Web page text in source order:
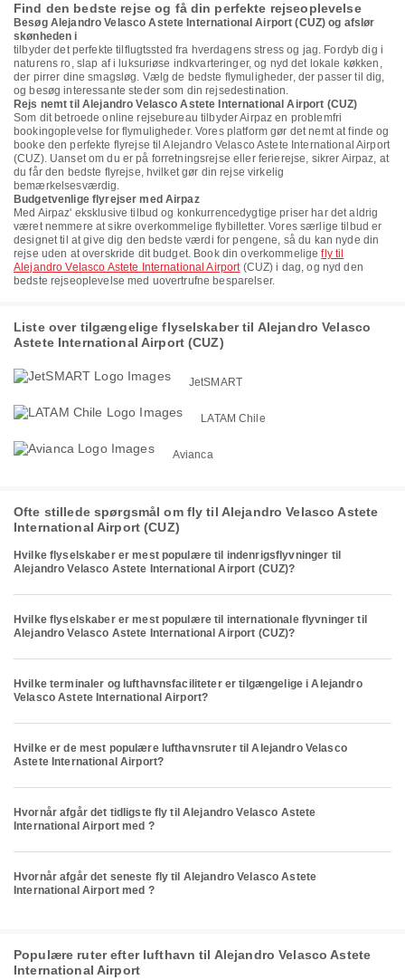
Find den bedste rejse og få din perfekte rejseoplevelse
Besøg Alejandro Velasco Astete International Airport (CUZ) og afslør
skønheden i
tilbyder det perfekte tilflugtssted fra hverdagens stress og jag. Fordyb dig i
naturens ro, slap af i luksuriøse indkvarteringer, og nyd det lokale køkken,
der pirrer dine smagsløg. Vælg de bedste flymuligheder, der passer til dig,
og besøg interessante steder som din rejsedestination.
Rejs nemt til Alejandro Velasco Astete International Airport (CUZ)
Som dit betroede online rejsebureau tilbyder Airpaz en problemfri
bookingoplevelse for flymuligheder. Vores platform gør det nemt at finde og
booke den perfekte flyrejse til Alejandro Velasco Astete International Airport
(CUZ). Uanset om du er på forretningsrejse eller ferierejse, sikrer Airpaz, at
du får den bedste flyrejse, hvilket gør din rejse virkelig
bemærkelsesværdig.
Budgetvenlige flyrejser med Airpaz
Med Airpaz' eksklusive tilbud og konkurrencedygtige priser har det aldrig
været nemmere at sikre overkommelige flybilletter. Vores særlige tilbud er
designet til at give dig den bedste værdi for pengene, så du kan nyde din
rejse uden at overskride dit budget. Book din overkommeligefly til
Alejandro Velasco Astete International Airport(CUZ) i dag, og nyd den
bedste rejseoplevelse med uovertrufne besparelser.
Liste over tilgængelige flyselskaber til Alejandro Velasco
Astete International Airport (CUZ)
JetSMART
LATAM Chile
Avianca
Ofte stillede spørgsmål om fly til Alejandro Velasco Astete
International Airport (CUZ)
Hvilke flyselskaber er mest populære til indenrigsflyvninger til
Alejandro Velasco Astete International Airport (CUZ)?
Hvilke flyselskaber er mest populære til internationale flyvninger til
Alejandro Velasco Astete International Airport (CUZ)?
Hvilke terminaler og lufthavnsfaciliteter er tilgængelige i Alejandro
Velasco Astete International Airport?
Hvilke er de mest populære lufthavnsruter til Alejandro Velasco
Astete International Airport?
Hvornår afgår det tidligste fly til Alejandro Velasco Astete
International Airport med ?
Hvornår afgår det seneste fly til Alejandro Velasco Astete
International Airport med ?
Populære ruter efter lufthavn til Alejandro Velasco Astete
International Airport